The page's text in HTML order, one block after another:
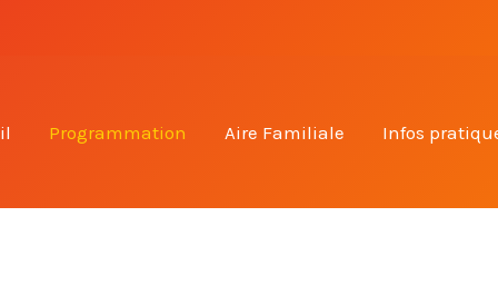
Programmation Aire Familiale Infos